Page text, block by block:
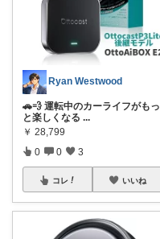
Ryan Westwood
🚗💨 運転中のカーライフがもっ
と楽しくなる ...
￥ 28,799
0 0 3
コレ いいね